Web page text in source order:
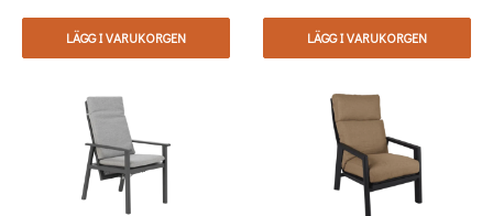
LÄGG I VARUKORGEN LÄGG I VARUKORGEN